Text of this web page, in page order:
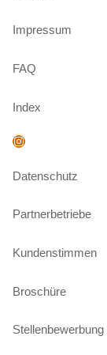
Impressum
FAQ
Index
Instagram
Datenschutz
Partnerbetriebe
Kundenstimmen
Broschüre
Stellenbewerbung